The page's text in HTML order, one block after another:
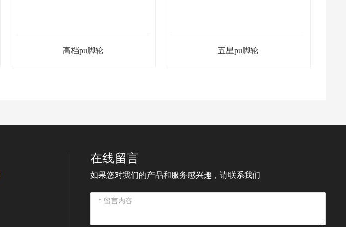
五星pu脚轮 耐特脚轮
在线留言
如果您对我们的产品和服务感兴趣，请联系我们